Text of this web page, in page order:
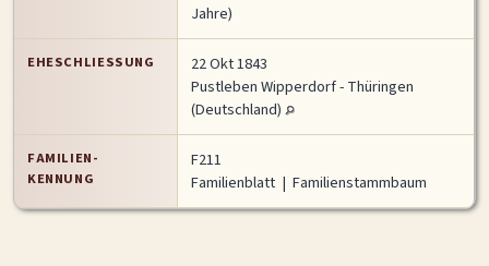
Jahre)
EHESCHLIESSUNG
22 Okt 1843
Pustleben Wipperdorf - Thüringen
(Deutschland)
FAMILIEN-
KENNUNG
F211
Familienblatt | Familienstammbaum